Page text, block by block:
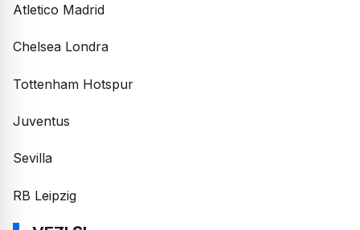
Atletico Madrid
Chelsea Londra
Tottenham Hotspur
Juventus
Sevilla
RB Leipzig